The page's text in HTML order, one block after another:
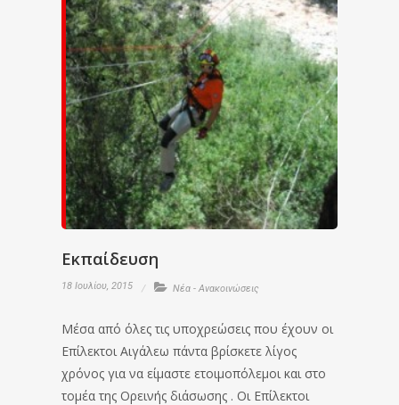
Εκπαίδευση
18 Ιουλίου, 2015 Νέα - Ανακοινώσεις
Μέσα από όλες τις υποχρεώσεις που έχουν οι
Επίλεκτοι Αιγάλεω πάντα βρίσκετε λίγος
χρόνος για να είμαστε ετοιμοπόλεμοι και στο
τομέα της Ορεινής διάσωσης . Οι Επίλεκτοι